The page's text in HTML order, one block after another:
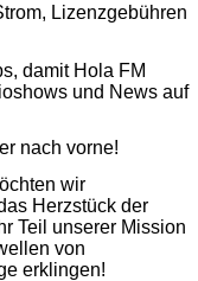
Lizenzgebühren
damit Hola FM
und News auf
nach vorne!
wir
Herzstück der
Teil unserer Mission
von
erklingen!